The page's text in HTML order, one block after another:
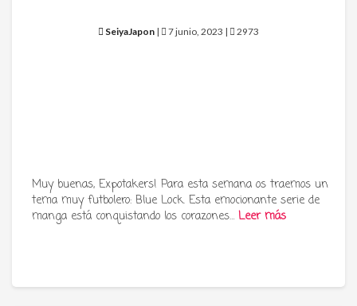
SeiyaJapon | 7 junio, 2023 | 2973
Muy buenas, Expotakers! Para esta semana os traemos un
tema muy futbolero: Blue Lock. Esta emocionante serie de
manga está conquistando los corazones… Leer más